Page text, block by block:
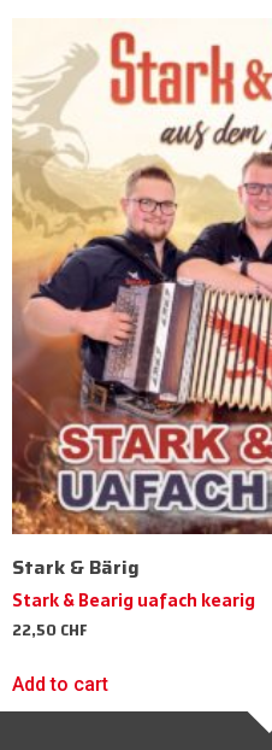
Stark & Bärig
Stark & Bearig uafach kearig
22,50CHF
Add to cart